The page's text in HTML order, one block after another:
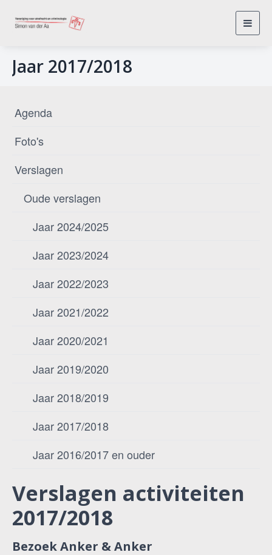
Jaar 2017/2018
Agenda
Foto's
Verslagen
Oude verslagen
Jaar 2024/2025
Jaar 2023/2024
Jaar 2022/2023
Jaar 2021/2022
Jaar 2020/2021
Jaar 2019/2020
Jaar 2018/2019
Jaar 2017/2018
Jaar 2016/2017 en ouder
Verslagen activiteiten
2017/2018
Bezoek Anker & Anker